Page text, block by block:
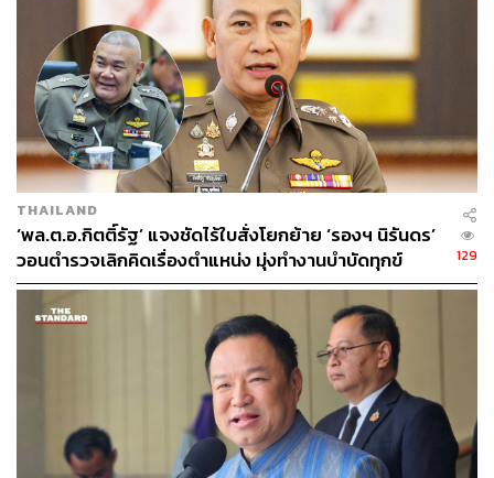
ด้าน พ.ต.ท. วิทยากร สุวรรณเรืองศรี รอง ผกก. (สอบสวน)
สน.พญาไท เปิดเผยว่า หลังเกิดเหตุ ส.ต.ต. นรวิชญ์ ได้เข้า
รักษาตัวที่โรงพยาบาลตำรวจ จากนั้นได้เข้ามอบตัวกับ
พนักงานสอบสวน ก่อนเจ้าหน้าที่ได้แจ้งข้อกล่าวหา ส.ต.ต.
นรวิชญ์ กระทำผิดข้อหาขับรถประมาทเป็นเหตุให้ผู้อื่นถึงแก่
ความตาย พร้อมกับปล่อยตัวโดยไม่ต้องใช้หลักประกัน
เนื่องจากผู้ต้องหาเข้ามอบตัวและมีที่อยู่เป็นหลักแหล่ง จาก
การสอบปากคำเบื้องต้น ส.ต.ต. นรวิชญ์ ให้การรับสารภาพ
ทั้งนี้พนักงานสอบสวนจะเร่งรัดสรุปสำนวนการสอบสวนและ
นำตัวผู้ต้องหาพร้อมสำนวนการสอบสวนส่งพนักงานอัยการ
เพื่อดำเนินการส่งฟ้องต่อศาลต่อไป
อุบัติเหตุบนท้องถนน
ผู้เสียชีวิต
หมอกระต่าย-วราลัคน์ สุภวัตรจริยากุล
นรวิชญ์ บัวดก
THAILAND
‘พล.ต.อ.กิตติ์รัฐ’ แจงชัดไร้ใบสั่งโยกย้าย ‘รองฯ นิรันดร’
วอนตำรวจเลิกคิดเรื่องตำแหน่ง มุ่งทำงานบำบัดทุกข์
บำรุงสุข
129